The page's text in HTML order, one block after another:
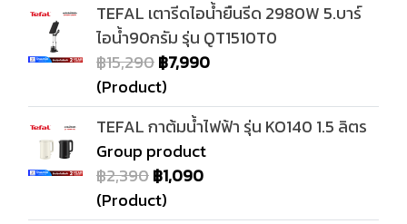
TEFAL เตารีดไอน้ำยืนรีด 2980W 5.บาร์
ไอน้ำ90กรัม รุ่น QT1510T0
฿15,290฿7,990
(Product)
TEFAL กาต้มน้ำไฟฟ้า รุ่น KO140 1.5 ลิตร
Group product
฿2,390฿1,090
(Product)